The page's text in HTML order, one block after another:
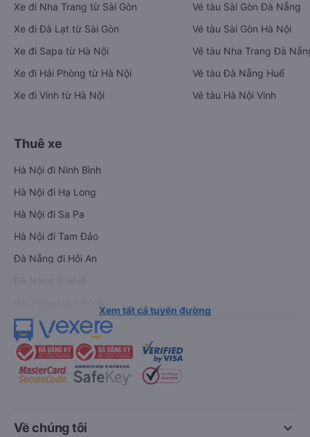
Xe đi Nha Trang từ Sài Gòn
Xe đi Đà Lạt từ Sài Gòn
Xe đi Sapa từ Hà Nội
Xe đi Hải Phòng từ Hà Nội
Xe đi Vinh từ Hà Nội
Vé tàu Sài Gòn Đà Nẵng
Vé tàu Sài Gòn Hà Nội
Vé tàu Nha Trang Đà
Vé tàu Đà Nẵng Huế
Vé tàu Hà Nội Vinh
Thuê xe
Hà Nội đi Ninh Bình
Hà Nội đi Hạ Long
Hà Nội đi Sa Pa
Hà Nội đi Tam Đảo
Đà Nẵng đi Hội An
Xem tất cả tuyến đường
keyboard_arrow_down
Về chúng tôi